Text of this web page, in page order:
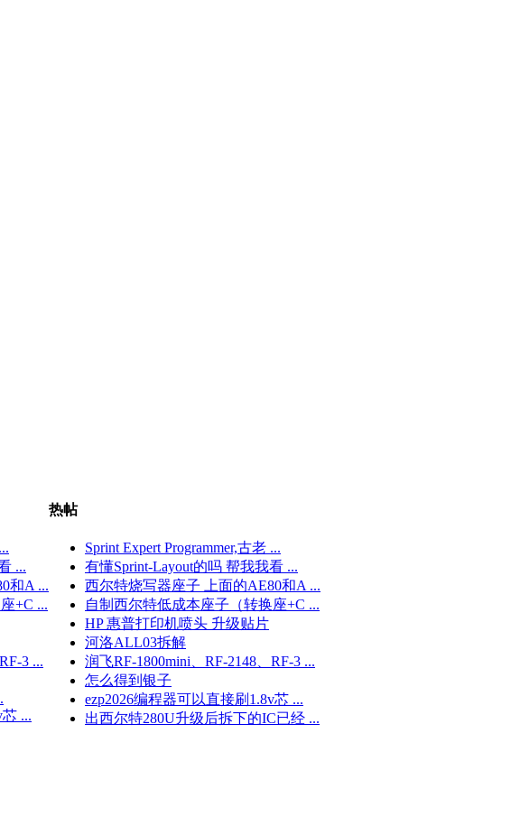
...
和A ...
+C ...
3 ...
...
热帖
Sprint Expert Programmer,古老 ...
有懂Sprint-Layout的吗 帮我我看 ...
西尔特烧写器座子 上面的AE80和A ...
自制西尔特低成本座子（转换座+C ...
HP 惠普打印机喷头 升级贴片
河洛ALL03拆解
润飞RF-1800mini、RF-2148、RF-3 ...
怎么得到银子
ezp2026编程器可以直接刷1.8v芯 ...
出西尔特280U升级后拆下的IC已经 ...